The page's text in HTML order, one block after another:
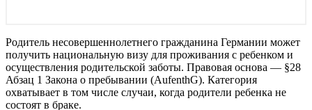
Родитель несовершеннолетнего гражданина Германии может
получить национальную визу для проживания с ребенком и
осуществления родительской заботы. Правовая основа — §28
Абзац 1 Закона о пребывании (AufenthG). Категория
охватывает в том числе случаи, когда родители ребенка не
состоят в браке.